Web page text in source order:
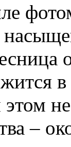
в
–